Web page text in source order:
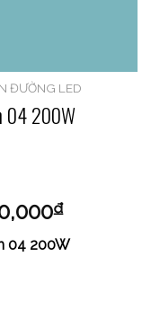
ĐƯỜNG LED
04 200W
₫
04 200W